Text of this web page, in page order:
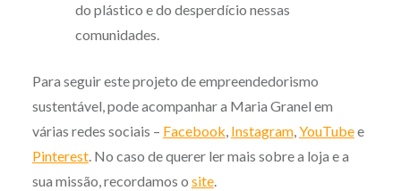
do plástico e do desperdício nessas
comunidades.
Para seguir este projeto de empreendedorismo
sustentável, pode acompanhar a Maria Granel em
várias redes sociais – Facebook, Instagram,YouTubee
Pinterest. No caso de querer ler mais sobre a loja e a
sua missão, recordamos o site.